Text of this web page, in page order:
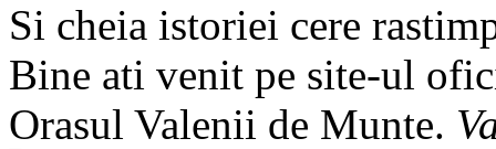
Si cheia istoriei cere
Bine ati venit pe site-ul
Orasul Valenii de Munte.